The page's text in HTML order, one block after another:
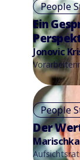
People
Ein
Jonovic
People
Der